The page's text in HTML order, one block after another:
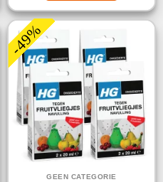
-49%
GEEN CATEGORIE